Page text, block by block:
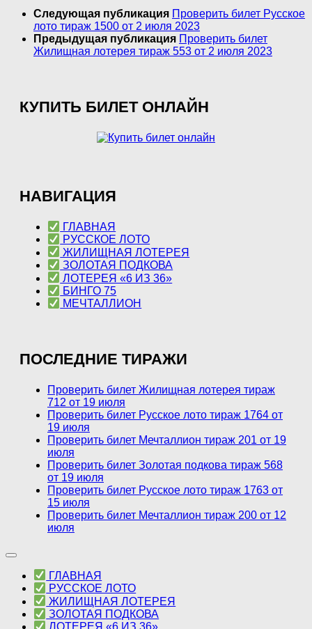
Следующая публикация Проверить билет Русское
лото тираж 1500 от 2 июля 2023
Предыдущая публикация Проверить билет
Жилищная лотерея тираж 553 от 2 июля 2023
КУПИТЬ БИЛЕТ ОНЛАЙН
НАВИГАЦИЯ
ГЛАВНАЯ
РУССКОЕ ЛОТО
ЖИЛИЩНАЯ ЛОТЕРЕЯ
ЗОЛОТАЯ ПОДКОВА
ЛОТЕРЕЯ «6 ИЗ 36»
БИНГО 75
МЕЧТАЛЛИОН
ПОСЛЕДНИЕ ТИРАЖИ
Проверить билет Жилищная лотерея тираж
712 от 19 июля
Проверить билет Русское лото тираж 1764 от
19 июля
Проверить билет Мечталлион тираж 201 от 19
июля
Проверить билет Золотая подкова тираж 568
от 19 июля
Проверить билет Русское лото тираж 1763 от
15 июля
Проверить билет Мечталлион тираж 200 от 12
июля
ГЛАВНАЯ
РУССКОЕ ЛОТО
ЖИЛИЩНАЯ ЛОТЕРЕЯ
ЗОЛОТАЯ ПОДКОВА